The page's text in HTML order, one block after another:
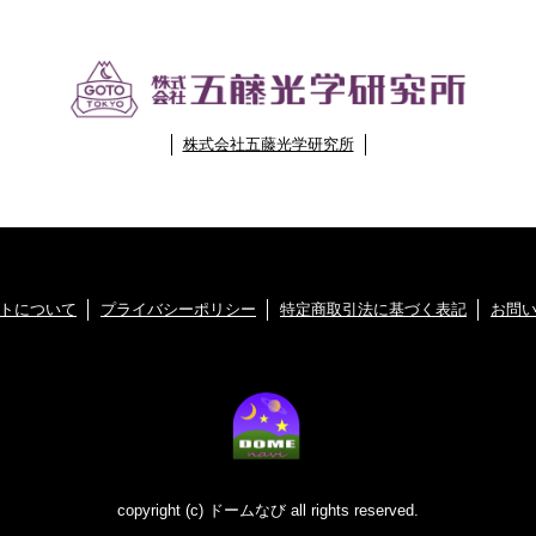
株式会社五藤光学研究所
について プライバシーポリシー 特定商取引法に基づく表記 お問
copyright (c) ドームなび all rights reserved.